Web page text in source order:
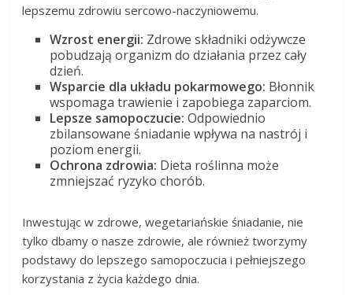
lepszemu zdrowiu sercowo-naczyniowemu.
Wzrost energii: Zdrowe składniki odżywcze
pobudzają organizm do działania przez cały
dzień.
Wsparcie dla układu pokarmowego: Błonnik
wspomaga trawienie i zapobiega zaparciom.
Lepsze samopoczucie: Odpowiednio
zbilansowane śniadanie wpływa na nastrój i
poziom energii.
Ochrona zdrowia: Dieta roślinna może
zmniejszać ryzyko chorób.
Inwestując w zdrowe, wegetariańskie śniadanie, nie
tylko dbamy o nasze zdrowie, ale również tworzymy
podstawy do lepszego samopoczucia i pełniejszego
korzystania z życia każdego dnia.